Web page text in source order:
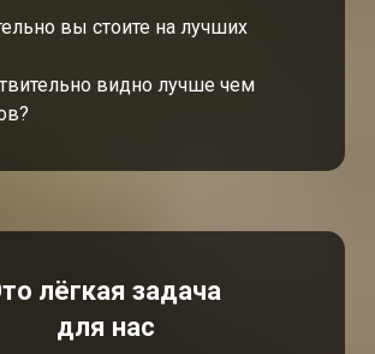
вы стоите на лучших
видно лучше чем
лёгкая задача
для нас